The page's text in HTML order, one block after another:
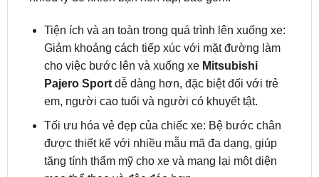
cho việc bước lên và xuống xeMitsubishi
Pajero Sport dễ dàng hơn, đặc biệt đối với trẻ
em, người cao tuổi và người có khuyết tật.
Tối ưu hóa vẻ đẹp của chiếc xe: Bệ bước chân
được thiết kế với nhiều mẫu mã đa dạng, giúp
tăng tính thẩm mỹ cho xe và mang lại một diện
mạo thể thao và độc đáo hơn.
Mang tới cảm giác vững trãi khi lên hay bước